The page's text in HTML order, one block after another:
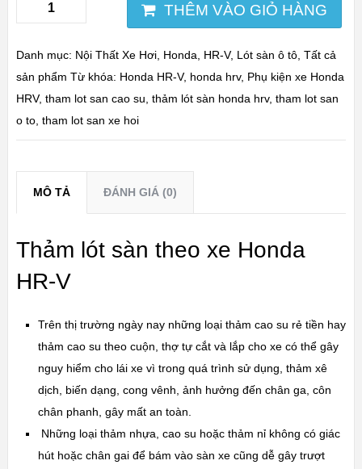
THÊM VÀO GIỎ HÀNG
Danh mục: Nội Thất Xe Hơi, Honda HR-V, Lót sàn ô tô, Tất cả
sản phẩm Từ khóa: Honda HR-V, honda hrv, Phụ kiện xe Honda
HRV, tham lot san cao su thảm lót sàn honda hrv, tham lot san
o to, tham lot san xe hoi
MÔ TẢ ĐÁNH GIÁ (0)
Thảm lót sàn theo xe Honda
HR-V
Trên thị trường ngày nay những loại thảm cao su rẻ tiền hay
thảm cao su theo cuộn, thợ tự cắt và lắp cho xe có thể gây
nguy hiểm cho lái xe vì trong quá trình sử dụng, thảm xê
dịch, biến dạng, cong vênh, ảnh hưởng đến chân ga, côn
chân phanh, gây mất an toàn.
Những loại thảm nhựa, cao su hoặc thảm nỉ không có giác
hút hoặc chân gai để bám vào sàn xe cũng dễ gây trượt